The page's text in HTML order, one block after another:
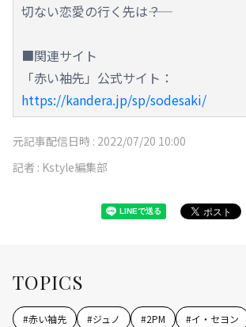
切ない恋愛の行く先は――？
■関連サイト
「赤い袖先」公式サイト：
https://kandera.jp/sp/sodesaki/
元記事配信日時 : 2022/07/20 10:00
記者 : Kstyle編集部
TOPICS
#赤い袖先 #ジュノ #2PM #イ・セヨン